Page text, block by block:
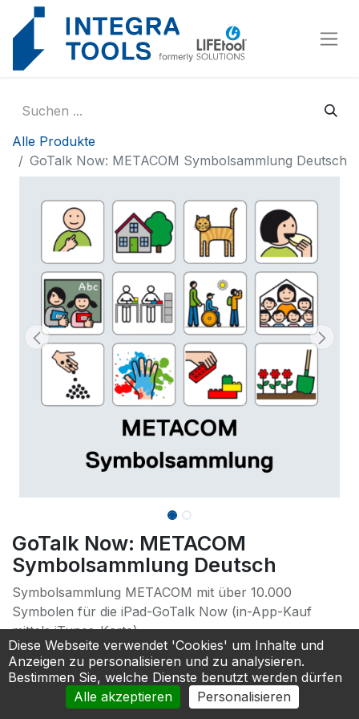
Alle Produkte
GoTalk Now: METACOM Symbolsammlung Deutsch
GoTalk Now: METACOM
Symbolsammlung Deutsch
Symbolsammlung METACOM mit über 10.000
Symbolen für die iPad-GoTalk Now (in-App-Kauf
mittels iTunes-Karte) .
*Kann nur gemeinsam mit der App GoTalkNow und
einem LIFEpad Kommunikationsbundle bestellt
Cookie-Einstellungen
Diese Webseite verwendet 'Cookies' um Inhalte und
Anzeigen zu personalisieren und zu analysieren.
Bestimmen Sie, welche Dienste benutzt werden dürfen
Alle akzeptieren
Personalisieren